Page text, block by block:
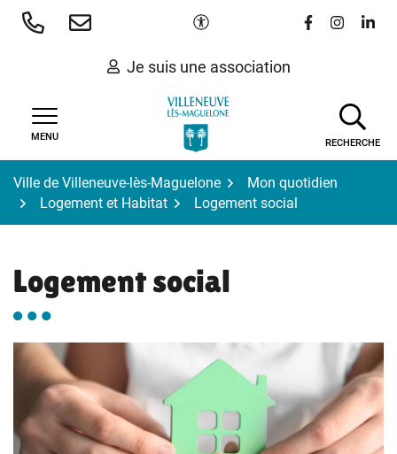
Aller
Paramètres d'accessibilité
Lien vers le
Lien vers
Lien
Je suis une association
MENU
RECHERCHE
Ville de Villeneuve-lès-Maguelone
Mon quotidien
Logement et Habitat
Logement social
Logement social